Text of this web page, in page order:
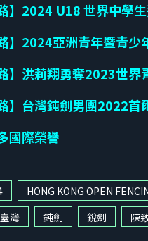
路】2024 U18 世界中學
路】2024亞洲青年暨青
路】洪莉翔勇奪2023世
路】台灣鈍劍男團2022
國際榮譽
HONG KONG OPEN
灣
鈍劍 銳劍 陳